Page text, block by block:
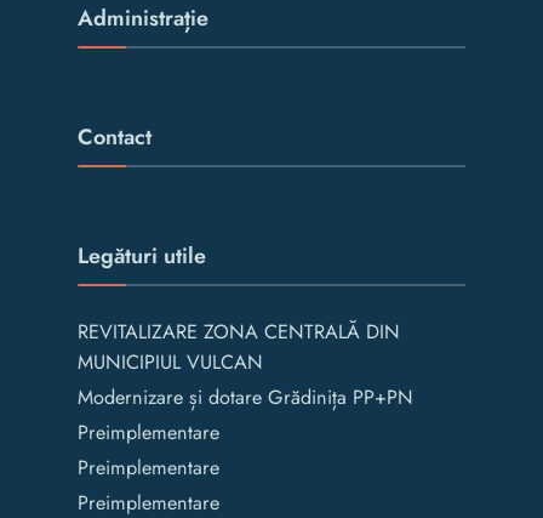
Administrație
Contact
Legături utile
REVITALIZARE ZONA CENTRALĂ DIN
MUNICIPIUL VULCAN
Modernizare și dotare Grădinița PP+PN
Preimplementare
Preimplementare
Preimplementare